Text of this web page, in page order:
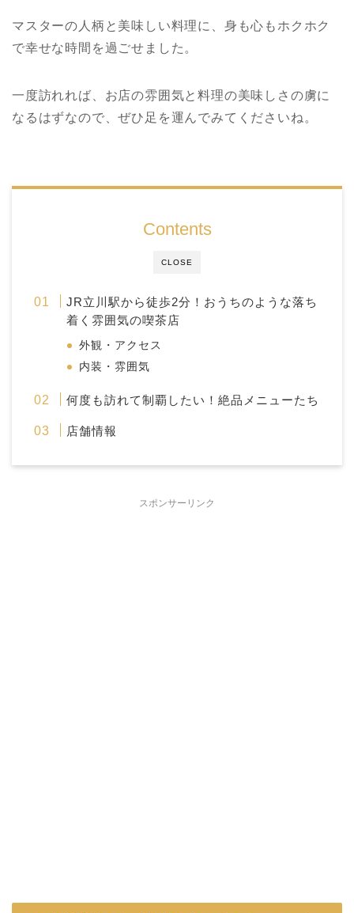
マスターの人柄と美味しい料理に、身も心もホクホク
で幸せな時間を過ごせました。
一度訪れれば、お店の雰囲気と料理の美味しさの虜に
なるはずなので、ぜひ足を運んでみてくださいね。
CLOSE
Contents
JR立川駅から徒歩2分！おうちのような落ち
着く雰囲気の喫茶店
外観・アクセス
内装・雰囲気
何度も訪れて制覇したい！絶品メニューたち
店舗情報
スポンサーリンク